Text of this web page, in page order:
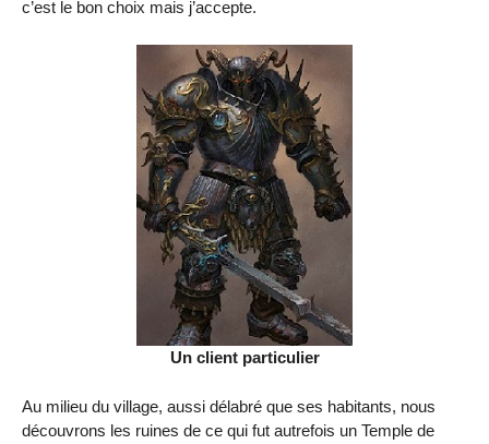
c’est le bon choix mais j’accepte.
Un client particulier
Au milieu du village, aussi délabré que ses habitants, nous
découvrons les ruines de ce qui fut autrefois un Temple de